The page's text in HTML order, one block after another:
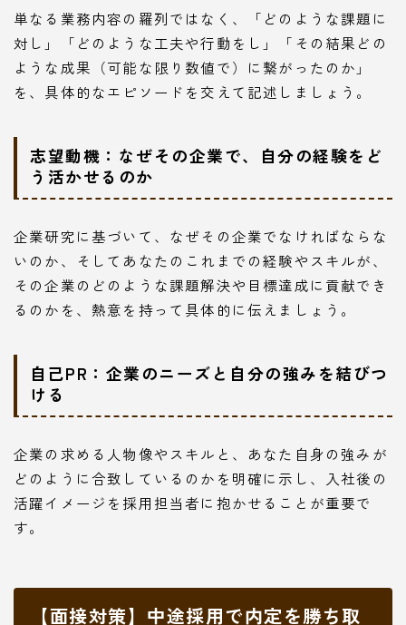
単なる業務内容の羅列ではなく、「どのような課題に
対し」「どのような工夫や行動をし」「その結果どの
ような成果（可能な限り数値で）に繋がったのか」
を、具体的なエピソードを交えて記述しましょう。
志望動機：なぜその企業で、自分の経験をど
う活かせるのか
企業研究に基づいて、なぜその企業でなければならな
いのか、そしてあなたのこれまでの経験やスキルが、
その企業のどのような課題解決や目標達成に貢献でき
るのかを、熱意を持って具体的に伝えましょう。
自己PR：企業のニーズと自分の強みを結びつ
ける
企業の求める人物像やスキルと、あなた自身の強みが
どのように合致しているのかを明確に示し、入社後の
活躍イメージを採用担当者に抱かせることが重要で
す。
【面接対策】中途採用で内定を勝ち取